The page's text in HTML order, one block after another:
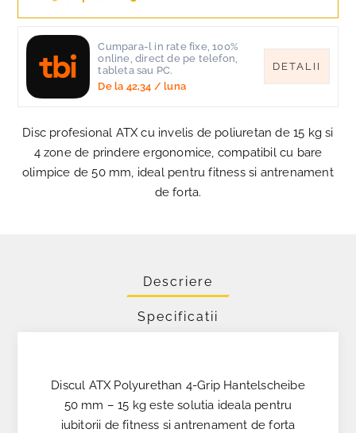
Cumpara-l in rate fixe, 100%
online, direct de pe telefon,
tableta sau PC.
De la 42,34 / luna
DETALII
Disc profesional ATX cu invelis de poliuretan de 15 kg si
4 zone de prindere ergonomice, compatibil cu bare
olimpice de 50 mm, ideal pentru fitness si antrenament
de forta.
Descriere
Specificatii
Discul ATX Polyurethan 4-Grip Hantelscheibe
50 mm – 15 kg este solutia ideala pentru
iubitorii de fitness si antrenament de forta